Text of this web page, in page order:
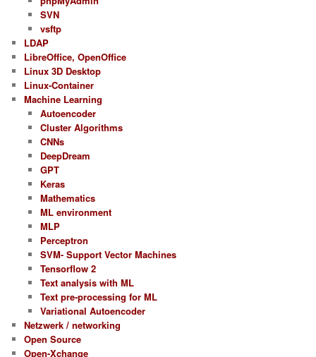
SVN
vsftp
LDAP
LibreOffice, OpenOffice
Linux 3D Desktop
Linux-Container
Machine Learning
Autoencoder
Cluster Algorithms
CNNs
DeepDream
GPT
Keras
Mathematics
ML environment
MLP
Perceptron
SVM- Support Vector Machines
Tensorflow 2
Text analysis with ML
Text pre-processing for ML
Variational Autoencoder
Netzwerk / networking
Open Source
Open-Xchange